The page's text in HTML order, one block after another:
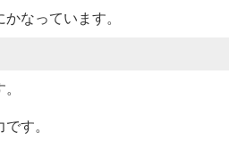
なっています。
す。